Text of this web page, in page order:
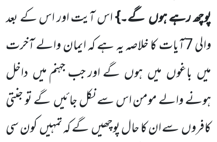
پوچھ رہے ہوںگے۔}اس آیت اور اس کے بعد
والی7آیات کا خلاصہ یہ ہے کہ ایمان والے آخرت
میں باغوں میں ہوں گے اور جب جہنم میں داخل
ہونے والے مومن اس سے نکل جائیںگے تو جنتی
کافروںسے ان کا حال پوچھیںگے کہ تمہیںکون سی